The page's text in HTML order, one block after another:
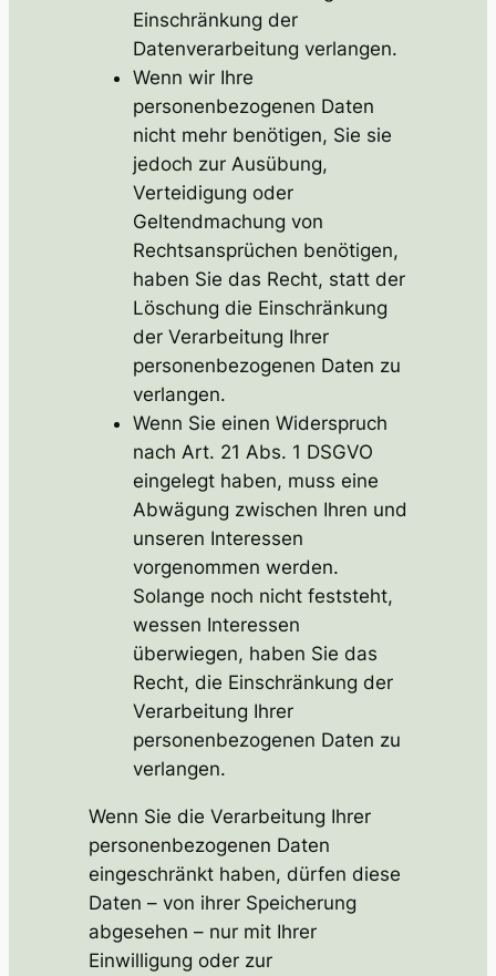
Einschränkung der
Datenverarbeitung verlangen.
Wenn wir Ihre
personenbezogenen Daten
nicht mehr benötigen, Sie sie
jedoch zur Ausübung,
Verteidigung oder
Geltendmachung von
Rechtsansprüchen benötigen,
haben Sie das Recht, statt der
Löschung die Einschränkung
der Verarbeitung Ihrer
personenbezogenen Daten zu
verlangen.
Wenn Sie einen Widerspruch
nach Art. 21 Abs. 1 DSGVO
eingelegt haben, muss eine
Abwägung zwischen Ihren und
unseren Interessen
vorgenommen werden.
Solange noch nicht feststeht,
wessen Interessen
überwiegen, haben Sie das
Recht, die Einschränkung der
Verarbeitung Ihrer
personenbezogenen Daten zu
verlangen.
Wenn Sie die Verarbeitung Ihrer
personenbezogenen Daten
eingeschränkt haben, dürfen diese
Daten – von ihrer Speicherung
abgesehen – nur mit Ihrer
Einwilligung oder zur